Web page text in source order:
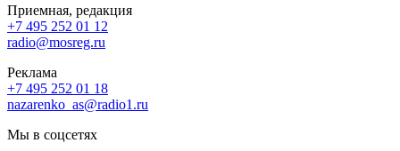
Приемная, редакция
+7 495 252 01 12
radio@mosreg.ru
Реклама
+7 495 252 01 18
nazarenko_as@radio1.ru
Мы в соцсетях